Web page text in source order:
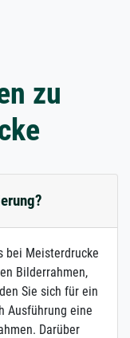
zu
bei Meisterdrucke
Bilderrahmen,
Sie sich für ein
Ausführung eine
Darüber